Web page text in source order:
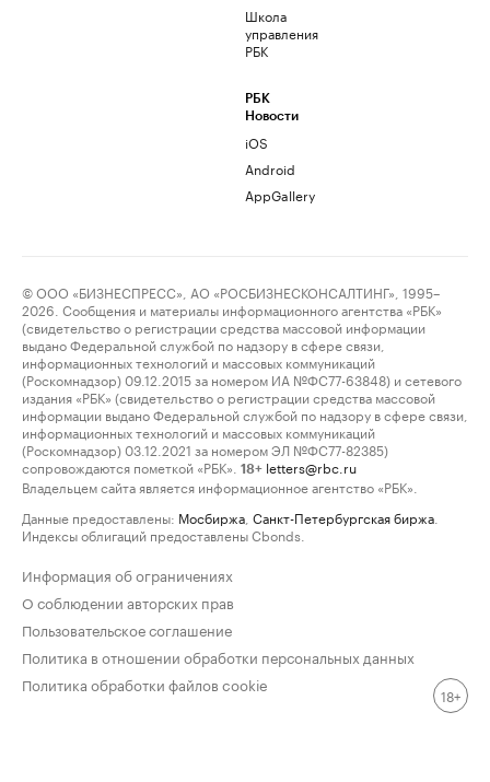
Школа
управления
РБК
РБК
Новости
iOS
Android
AppGallery
© ООО «БИЗНЕСПРЕСС», АО «РОСБИЗНЕСКОНСАЛТИНГ», 1995–
2026. Сообщения и материалы информационного агентства «РБК»
(свидетельство о регистрации средства массовой информации
выдано Федеральной службой по надзору в сфере связи,
информационных технологий и массовых коммуникаций
(Роскомнадзор) 09.12.2015 за номером ИА №ФС77-63848) и сетевого
издания «РБК» (свидетельство о регистрации средства массовой
информации выдано Федеральной службой по надзору в сфере связи,
информационных технологий и массовых коммуникаций
(Роскомнадзор) 03.12.2021 за номером ЭЛ №ФС77-82385)
сопровождаются пометкой «РБК».
18+ letters@rbc.ru
Владельцем сайта является информационное агентство «РБК».
Данные предоставлены: Мосбиржа Санкт-Петербургская биржа
Индексы облигаций предоставлены Cbonds.
Информация об ограничениях
О соблюдении авторских прав
Пользовательское соглашение
Политика в отношении обработки персональных данных
Политика обработки файлов cookie
18+